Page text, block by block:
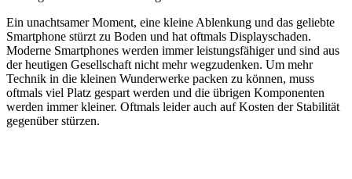
Ein unachtsamer Moment, eine kleine Ablenkung und das geliebte
Smartphone stürzt zu Boden und hat oftmals Displayschaden.
Moderne Smartphones werden immer leistungsfähiger und sind aus
der heutigen Gesellschaft nicht mehr wegzudenken. Um mehr
Technik in die kleinen Wunderwerke packen zu können, muss
oftmals viel Platz gespart werden und die übrigen Komponenten
werden immer kleiner. Oftmals leider auch auf Kosten der Stabilität
gegenüber stürzen.